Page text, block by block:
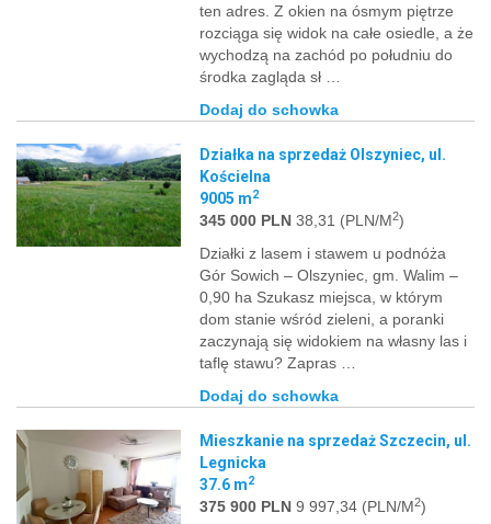
ten adres. Z okien na ósmym piętrze
rozciąga się widok na całe osiedle, a że
wychodzą na zachód po południu do
środka zagląda sł …
Dodaj do schowka
Działka na sprzedaż Olszyniec, ul.
Kościelna
9005 m2
345 000 PLN 38,31 (PLN/M2)
Działki z lasem i stawem u podnóża
Gór Sowich – Olszyniec, gm. Walim –
0,90 ha Szukasz miejsca, w którym
dom stanie wśród zieleni, a poranki
zaczynają się widokiem na własny las i
taflę stawu? Zapras …
Dodaj do schowka
Mieszkanie na sprzedaż Szczecin, ul.
Legnicka
37.6 m2
375 900 PLN 9 997,34 (PLN/M2)